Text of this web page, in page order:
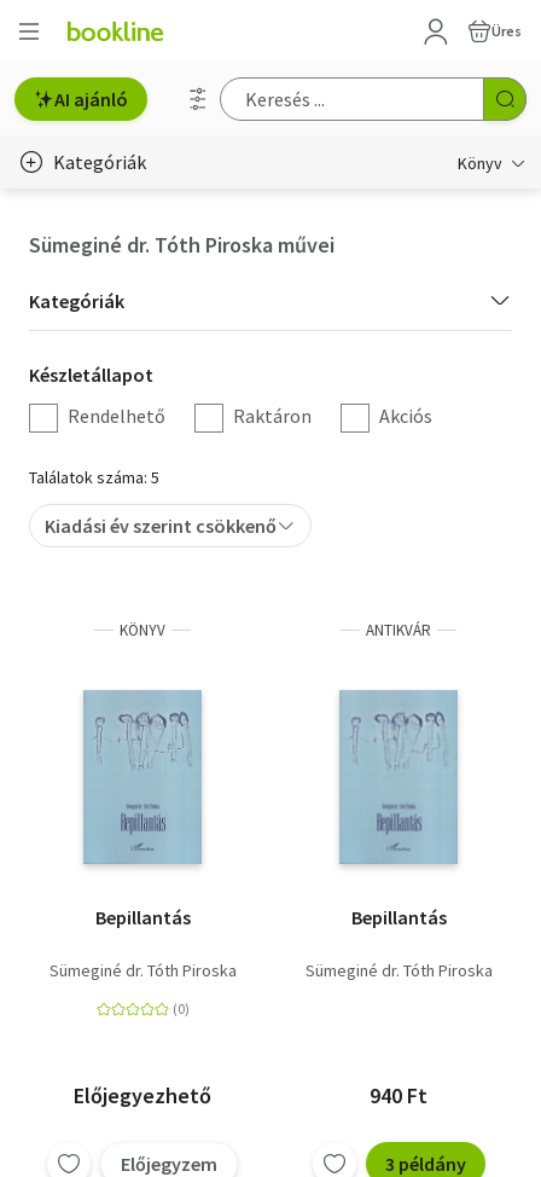
Üres
AI ajánló
Kategóriák Könyv
Hobbi, szabadidő
Irodalom
Művészet
Szakkönyv
Tankönyv, segédkönyv
Társadalomtudomány
Természettudomány
Sümeginé dr. Tóth Piroska művei
Kategória
szűrés
Kategóriák
Készletállapot
szűrés
Készletállapot
Rendelhető
Raktáron Akciós
Találatok száma: 5
Kiadási év szerint csökkenő
KÖNYV
Bepillantás
Sümeginé dr. Tóth Piroska
Előjegyezhető
Előjegyzem
ANTIKVÁR
Bepillantás
Sümeginé dr. Tóth Piroska
940 Ft
3 példány